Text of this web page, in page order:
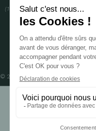
(1) Coopération pharmaceutique
© 2024 OENOBIOL PARISMentions